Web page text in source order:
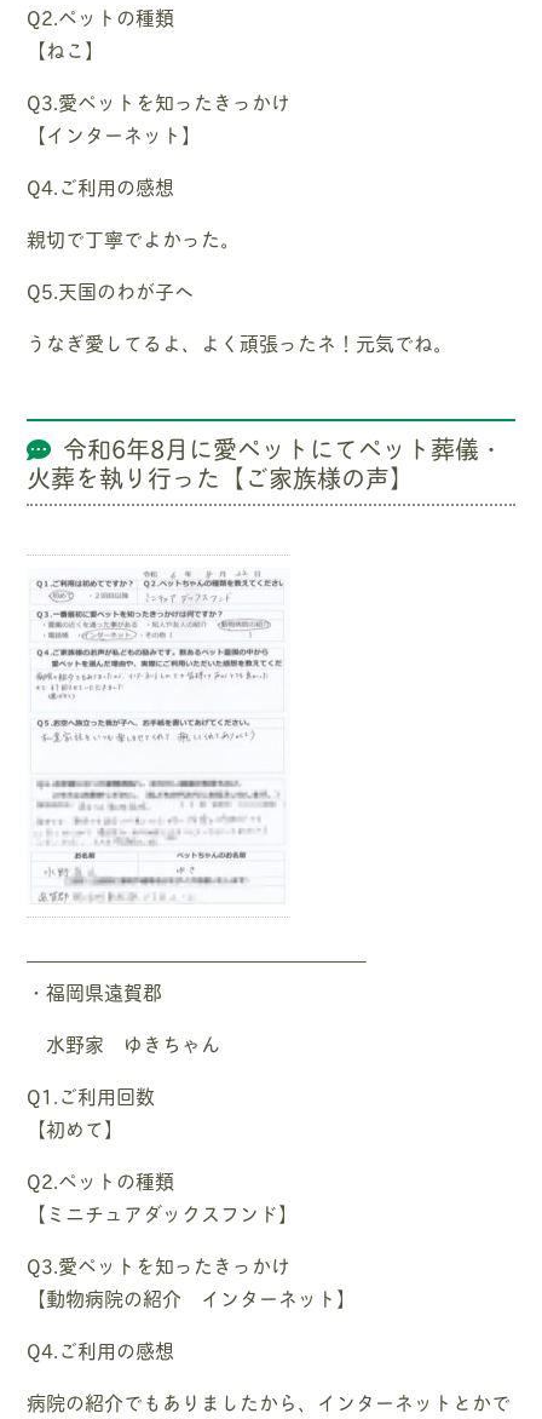
Q2.ペットの種類
【ねこ】
Q3.愛ペットを知ったきっかけ
【インターネット】
Q4.ご利用の感想
親切で丁寧でよかった。
Q5.天国のわが子へ
うなぎ愛してるよ、よく頑張ったネ！元気でね。
令和6年8月に愛ペットにてペット葬儀・
火葬を執り行った【ご家族様の声】
—————————————————–
・福岡県遠賀郡
水野家 ゆきちゃん
Q1.ご利用回数
【初めて】
Q2.ペットの種類
【ミニチュアダックスフンド】
Q3.愛ペットを知ったきっかけ
【動物病院の紹介 インターネット】
Q4.ご利用の感想
病院の紹介でもありましたから、インターネットとかで